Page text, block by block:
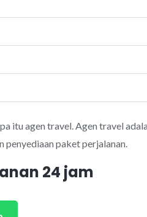
itu agen travel. Agen travel
penyediaan paket perjalanan.
24 jam